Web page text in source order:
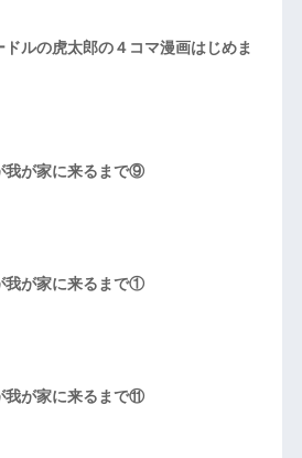
ドルの虎太郎の４コマ漫画はじめま
我が家に来るまで⑨
我が家に来るまで①
我が家に来るまで⑪